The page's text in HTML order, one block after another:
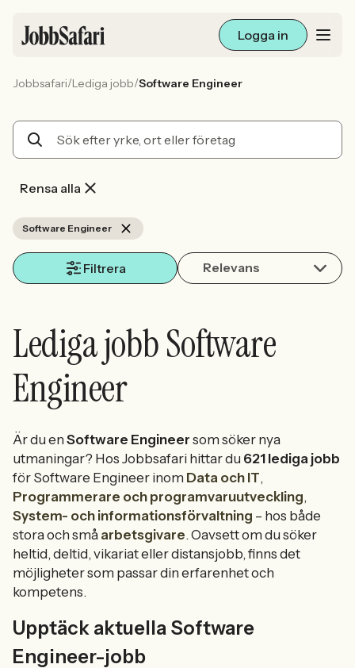
Logga in
Arbetsliv och karriär
Sök med AI
Jobbsafari/Lediga jobb/Software Engineer
Rensa alla
Software Engineer
Filtrera Relevans
Lediga jobb Software
Engineer
Är du en Software Engineer som söker nya
utmaningar? Hos Jobbsafari hittar du 621 lediga jobb
för Software Engineer inom Data och IT,
Programmerare och programvaruutveckling,
System- och informationsförvaltning – hos både
stora och små arbetsgivare. Oavsett om du söker
heltid, deltid, vikariat eller distansjobb, finns det
möjligheter som passar din erfarenhet och
kompetens.
Upptäck aktuella Software
Engineer-jobb